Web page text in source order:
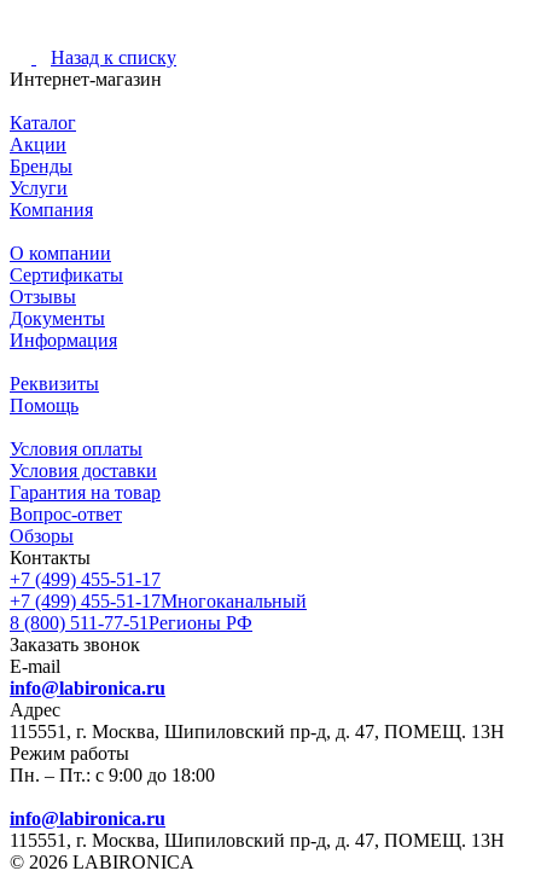
Назад к списку
Интернет-магазин
Каталог
Акции
Бренды
Услуги
Компания
О компании
Сертификаты
Отзывы
Документы
Информация
Реквизиты
Помощь
Условия оплаты
Условия доставки
Гарантия на товар
Вопрос-ответ
Обзоры
Контакты
+7 (499) 455-51-17
+7 (499) 455-51-17Многоканальный
8 (800) 511-77-51Регионы РФ
Заказать звонок
E-mail
info@labironica.ru
Адрес
115551, г. Москва, Шипиловский пр-д, д. 47, ПОМЕЩ. 13Н
Режим работы
Пн. – Пт.: с 9:00 до 18:00
info@labironica.ru
115551, г. Москва, Шипиловский пр-д, д. 47, ПОМЕЩ. 13Н
© 2026 LABIRONICA